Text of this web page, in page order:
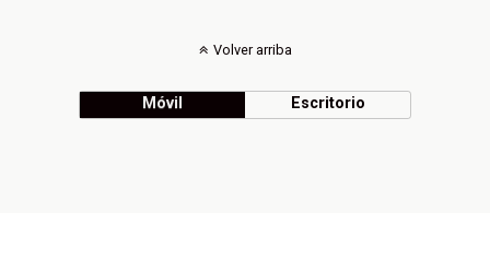
Volver arriba
Móvil Escritorio